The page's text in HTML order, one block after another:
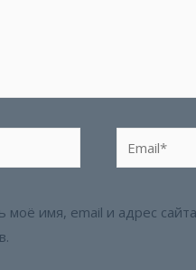
моё имя, email и адрес